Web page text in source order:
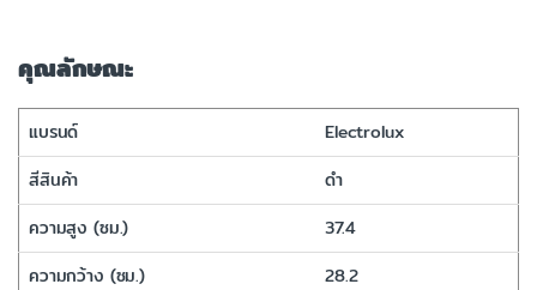
คุณลักษณะ
แบรนด์
Electrolux
สีสินค้า
ดำ
ความสูง (ซม.)
37.4
ความกว้าง (ซม.)
28.2